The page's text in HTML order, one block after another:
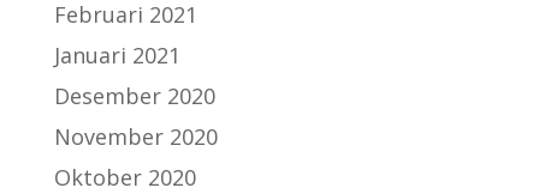
Februari 2021
Januari 2021
Desember 2020
November 2020
Oktober 2020